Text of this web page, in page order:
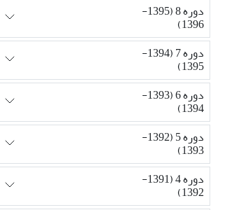
دوره 8 (1395-
1396)
دوره 7 (1394-
1395)
دوره 6 (1393-
1394)
دوره 5 (1392-
1393)
دوره 4 (1391-
1392)